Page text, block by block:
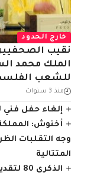
خارج الحدود
نقيب
الملك محمد
للشعب
منذ 3 سنوات
إلغاء حفل فني
أخنوش:
وجه التقلبات
المتتالية